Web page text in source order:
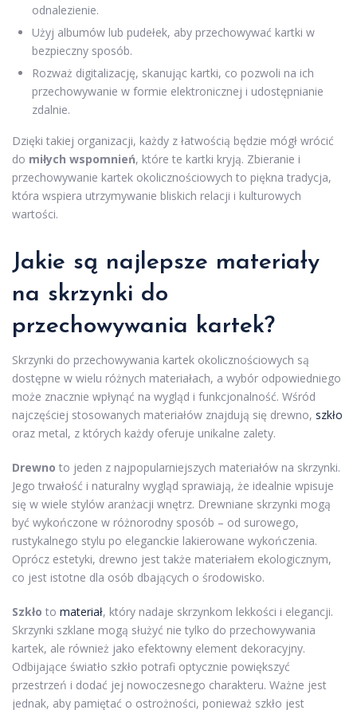
odnalezienie.
Użyj albumów lub pudełek, aby przechowywać kartki w
bezpieczny sposób.
Rozważ digitalizację, skanując kartki, co pozwoli na ich
przechowywanie w formie elektronicznej i udostępnianie
zdalnie.
Dzięki takiej organizacji, każdy z łatwością będzie mógł wrócić
do miłych wspomnień, które te kartki kryją. Zbieranie i
przechowywanie kartek okolicznościowych to piękna tradycja,
która wspiera utrzymywanie bliskich relacji i kulturowych
wartości.
Jakie są najlepsze materiały
na skrzynki do
przechowywania kartek?
Skrzynki do przechowywania kartek okolicznościowych są
dostępne w wielu różnych materiałach, a wybór odpowiedniego
może znacznie wpłynąć na wygląd i funkcjonalność. Wśród
najczęściej stosowanych materiałów znajdują się drewno, szkło
oraz metal, z których każdy oferuje unikalne zalety.
Drewno to jeden z najpopularniejszych materiałów na skrzynki.
Jego trwałość i naturalny wygląd sprawiają, że idealnie wpisuje
się w wiele stylów aranżacji wnętrz. Drewniane skrzynki mogą
być wykończone w różnorodny sposób – od surowego,
rustykalnego stylu po eleganckie lakierowane wykończenia.
Oprócz estetyki, drewno jest także materiałem ekologicznym,
co jest istotne dla osób dbających o środowisko.
Szkło to materiał, który nadaje skrzynkom lekkości i elegancji.
Skrzynki szklane mogą służyć nie tylko do przechowywania
kartek, ale również jako efektowny element dekoracyjny.
Odbijające światło szkło potrafi optycznie powiększyć
przestrzeń i dodać jej nowoczesnego charakteru. Ważne jest
jednak, aby pamiętać o ostrożności, ponieważ szkło jest